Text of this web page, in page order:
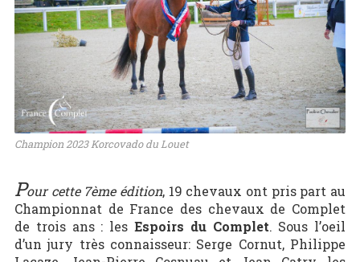
Champion 2023 Korcovado du Louet
Pour cette 7ème édition, 19 chevaux ont pris part au
Championnat de France des chevaux de Complet
de trois ans : les Espoirs du Complet. Sous l’oeil
d’un jury très connaisseur: Serge Cornut, Philippe